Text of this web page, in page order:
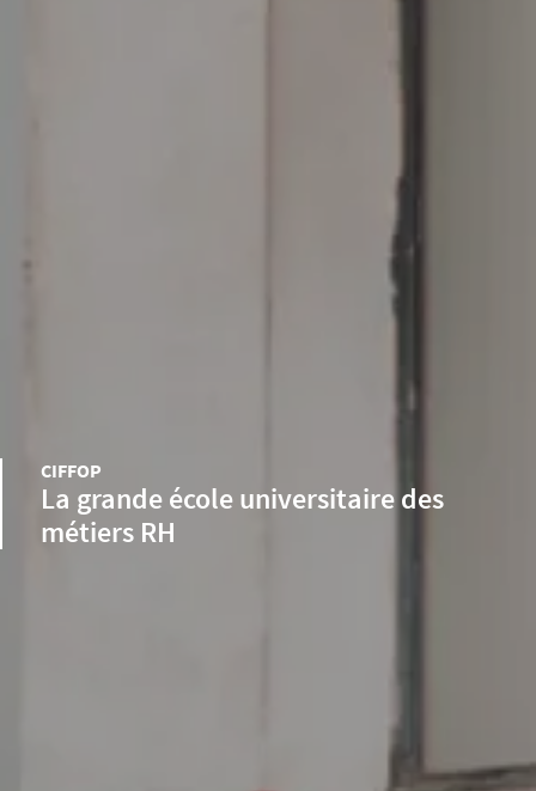
CIFFOP
La grande école universitaire des
métiers RH